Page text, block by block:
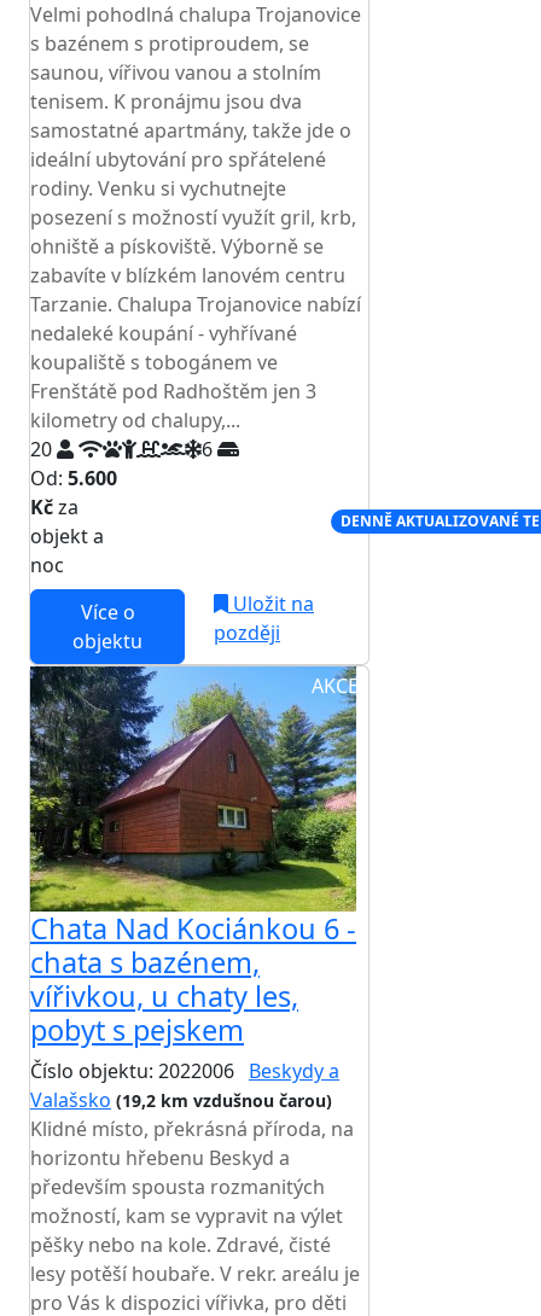
Velmi pohodlná chalupa Trojanovice
s bazénem s protiproudem, se
saunou, vířivou vanou a stolním
tenisem. K pronájmu jsou dva
samostatné apartmány, takže jde o
ideální ubytování pro spřátelené
rodiny. Venku si vychutnejte
posezení s možností využít gril, krb,
ohniště a pískoviště. Výborně se
zabavíte v blízkém lanovém centru
Tarzanie. Chalupa Trojanovice nabízí
nedaleké koupání - vyhřívané
koupaliště s tobogánem ve
Frenštátě pod Radhoštěm jen 3
kilometry od chalupy,...
20
6
Od: 5.600
Kčza
objekt a
noc
DENNĚ AKTUALIZOVANÉ
Více o
objektu
Uložit na
později
AKCE
Chata Nad Kociánkou 6 -
chata s bazénem,
vířivkou, u chaty les,
pobyt s pejskem
Číslo objektu: 2022006 Beskydy a
Valašsko (19,2 km vzdušnou čarou)
Klidné místo, překrásná příroda, na
horizontu hřebenu Beskyd a
především spousta rozmanitých
možností, kam se vypravit na výlet
pěšky nebo na kole. Zdravé, čisté
lesy potěší houbaře. V rekr. areálu je
pro Vás k dispozici vířivka, pro děti